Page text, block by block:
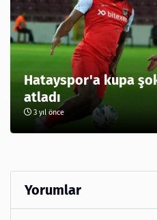
Hatayspor'a kupa
atladı
3 yıl önce
Yorumlar